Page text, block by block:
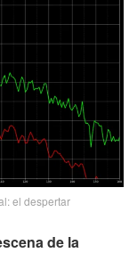
el despertar
de la